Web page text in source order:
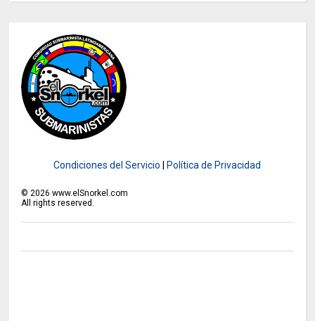
Condiciones del Servicio Política de Privacidad
©2026 www.elSnorkel.com
All rights reserved.